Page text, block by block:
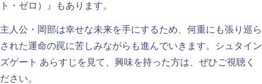
ト・ゼロ）』もあります。
主人公・岡部は幸せな未来を手にするため、何重にも張り巡ら
された運命の罠に苦しみながらも進んでいきます。シュタイン
ズゲート あらすじを見て、興味を持った方は、ぜひご視聴く
ださい。